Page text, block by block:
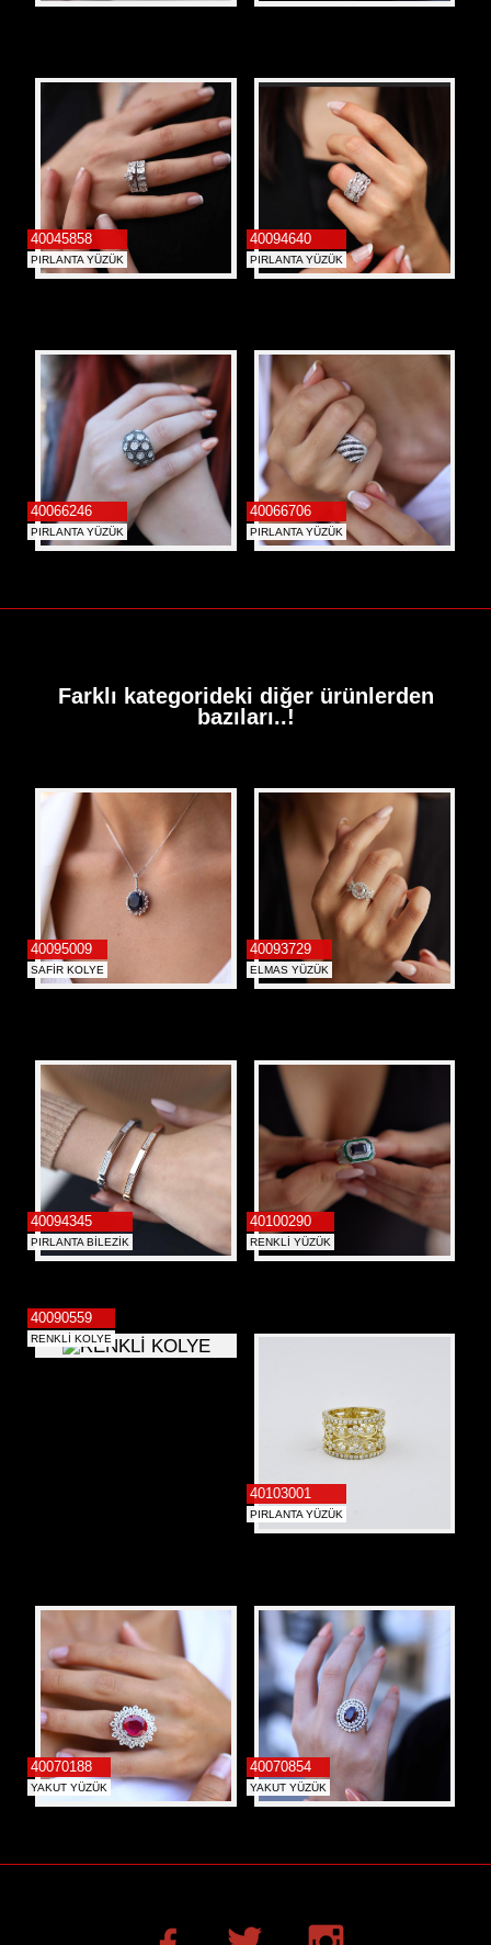
40045858
PIRLANTA YÜZÜK
40094640
PIRLANTA YÜZÜK
40066246
PIRLANTA YÜZÜK
40066706
PIRLANTA YÜZÜK
Farklı kategorideki diğer ürünlerden
bazıları..!
40095009
SAFİR KOLYE
40093729
ELMAS YÜZÜK
40094345
PIRLANTA BİLEZİK
40100290
RENKLİ YÜZÜK
40090559
RENKLİ KOLYE
40103001
PIRLANTA YÜZÜK
40070188
YAKUT YÜZÜK
40070854
YAKUT YÜZÜK